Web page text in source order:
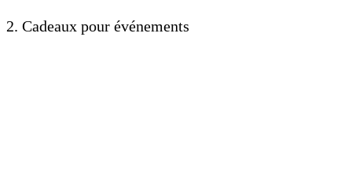
2. Cadeaux pour événements